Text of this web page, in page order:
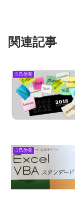
関連記事
自己啓発
自己啓発